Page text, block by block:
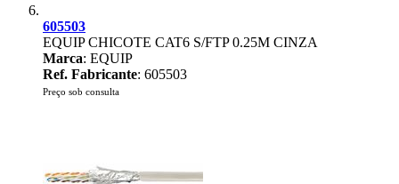
605503
EQUIP CHICOTE CAT6 S/FTP 0.25M CINZA
Marca: EQUIP
Ref. Fabricante: 605503
Preço sob consulta